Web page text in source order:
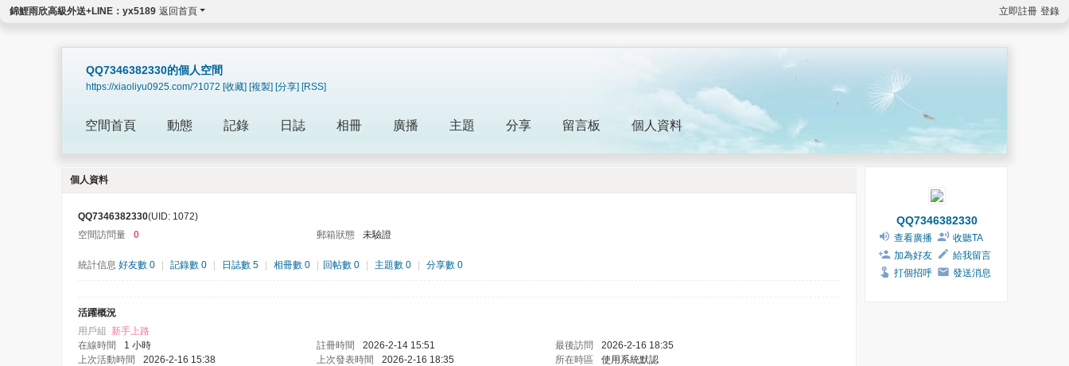
立即註冊 登錄
錦鯉雨欣高級外送+LINE：yx5189 返回首頁
QQ7346382330的個人空間
https://xiaoliyu0925.com/?1072 [收藏] [複製] [分享] [RSS]
空間首頁 動態 記錄 日誌 相冊 廣播 主題 分享 留言板 個人資料
個人資料
QQ7346382330(UID: 1072)
空間訪問量
0 郵箱狀態 未驗證
統計信息 好友數 0 記錄數 0 日誌數 5 相冊數 0 回帖數 0 主題數 0 分享數 0
活躍概況
用戶組 新手上路
在線時間
1 小時 註冊時間 2026-2-14 15:51 最後訪問
2026-2-16 18:35
上次活動時間
2026-2-16 15:38 上次發表時間 2026-2-16 18:35 所在時區 使用系統默認
QQ7346382330
查看廣播
收聽TA
加為好友
給我留言
打個招呼
發送消息